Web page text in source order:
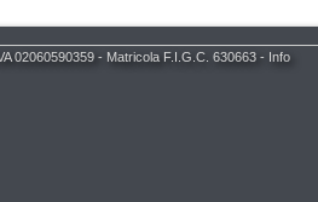
02060590359 - Matricola F.I.G.C. 630663 - Info